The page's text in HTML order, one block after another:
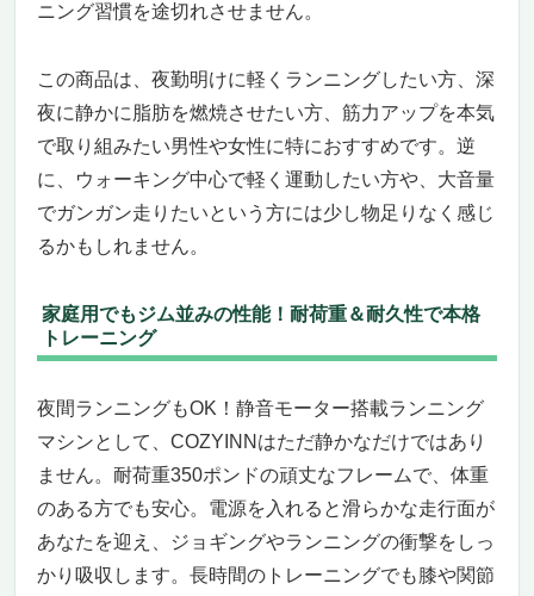
ニング習慣を途切れさせません。
この商品は、夜勤明けに軽くランニングしたい方、深
夜に静かに脂肪を燃焼させたい方、筋力アップを本気
で取り組みたい男性や女性に特におすすめです。逆
に、ウォーキング中心で軽く運動したい方や、大音量
でガンガン走りたいという方には少し物足りなく感じ
るかもしれません。
家庭用でもジム並みの性能！耐荷重＆耐久性で本格
トレーニング
夜間ランニングもOK！静音モーター搭載ランニング
マシンとして、COZYINNはただ静かなだけではあり
ません。耐荷重350ポンドの頑丈なフレームで、体重
のある方でも安心。電源を入れると滑らかな走行面が
あなたを迎え、ジョギングやランニングの衝撃をしっ
かり吸収します。長時間のトレーニングでも膝や関節